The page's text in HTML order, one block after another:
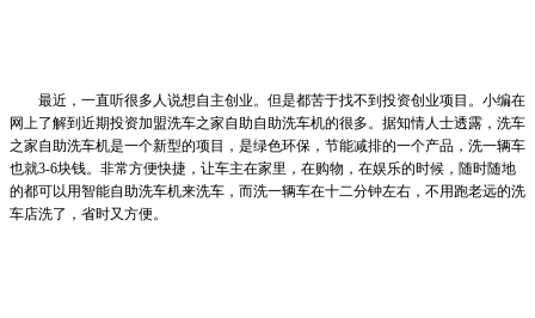
最近，一直听很多人说想自主创业。但是都苦于找不到投资创业项目。小编在
网上了解到近期投资加盟洗车之家自助自助洗车机的很多。据知情人士透露， 洗车
之家自助洗车机是一个新型的项目，是绿色环保，节能减排的一个产品，洗一辆车
也就3-6块钱。非常方便快捷，让车主在家里，在购物，在娱乐的时候，随时随地
的都可以用智能自助洗车机来洗车，而洗一辆车在十二分钟左右，不用跑老远的洗
车店洗了，省时又方便。